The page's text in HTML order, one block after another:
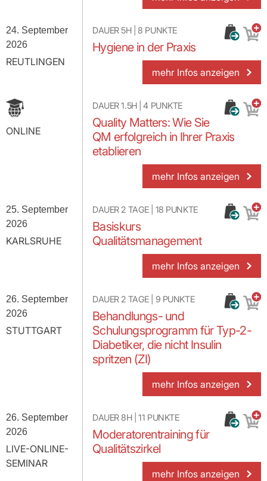
24. September
2026
REUTLINGEN
DAUER5H|8 PUNKTE
Hygiene in der Praxis
mehr Infos anzeigen
ONLINE
DAUER1.5H|4 PUNKTE
Quality Matters: Wie Sie
QM erfolgreich in Ihrer Praxis
etablieren
mehr Infos anzeigen
25. September
2026
KARLSRUHE
DAUER 2 TAGE| 18 PUNKTE
Basiskurs
Qualitätsmanagement
mehr Infos anzeigen
26. September
2026
STUTTGART
DAUER 2 TAGE| 9 PUNKTE
Behandlungs- und
Schulungsprogramm für Typ-2-
Diabetiker, die nicht Insulin
spritzen (ZI)
mehr Infos anzeigen
26. September
2026
LIVE-ONLINE-
SEMINAR
DAUER8H|11 PUNKTE
Moderatorentraining für
Qualitätszirkel
mehr Infos anzeigen